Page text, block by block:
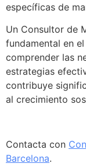
específicas de
Un Consultor de
fundamental en
comprender las
estrategias
contribuye
al crecimiento
Contacta con
Barcelona.